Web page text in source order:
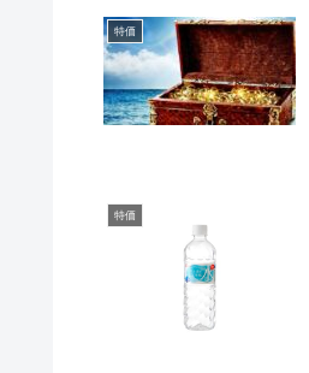
特価
特価